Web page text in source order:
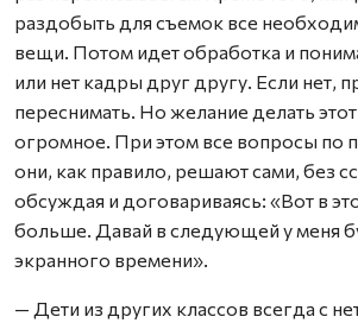
раздобыть для съемок все
вещи. Потом идет обработка и
или нет кадры друг другу. Если нет,
переснимать. Но желание делать
огромное. При этом все вопросы по
они, как правило, решают сами, без
обсуждая и договариваясь: «Вот в
больше. Давай в следующей у меня
экранного времени».
— Дети из других классов всегда с